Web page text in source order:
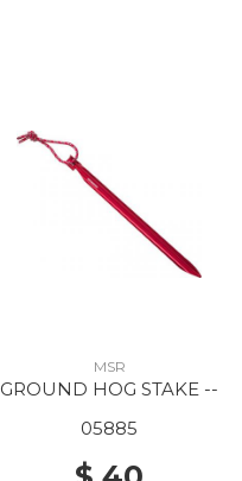
MSR
GROUND HOG STAKE --
05885